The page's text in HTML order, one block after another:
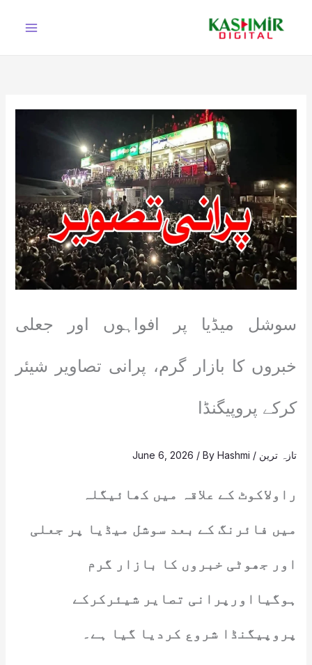
سوشل میڈیا پر افواہوں اور جعلی
خبروں کا بازار گرم، پرانی تصاویر شیئر
کرکے پروپیگنڈا
تازہ ترین /
June 6, 2026 / ByHashmi
راولاکوٹ کے علاقہ میں کھائیگلہ
میں فائرنگ کے بعد سوشل میڈیا پر جعلی
اور جھوٹی خبروں کا بازار گرم
ہوگیااورپرانی تصایر شیئرکرکے
پروپیگنڈا شروع کردیا گیا ہے۔